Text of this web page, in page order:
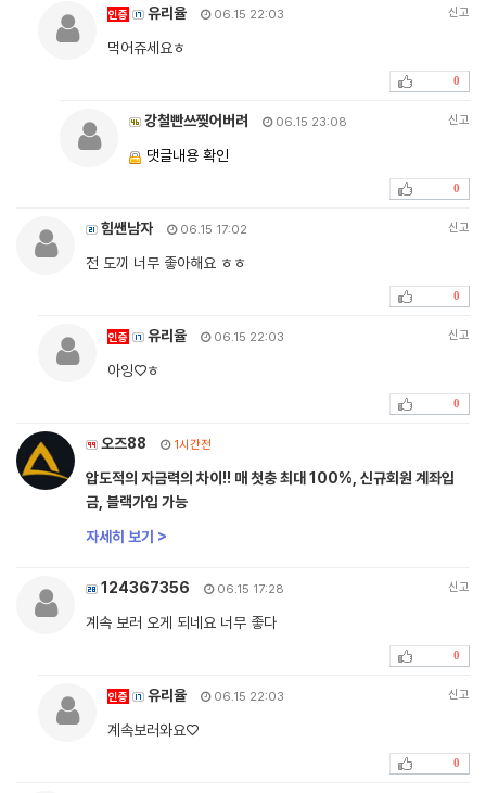
인증 유리율 06.15 22:03 신고
먹어쥬세요ㅎ
0
강철빤쓰찢어버려 06.15 23:08 신고
댓글내용 확인
0
힘쌘남자 06.15 17:02 신고
전 도끼 너무 좋아해요 ㅎㅎ
0
인증 유리율 06.15 22:03 신고
아잉♡ㅎ
0
오즈88 1시간전
압도적의 자금력의 차이!! 매 첫충 최대 100%, 신규회원 계좌입
금, 블랙가입 가능
자세히 보기 >
124367356 06.15 17:28 신고
계속 보러 오게 되네요 너무 좋다
0
인증 유리율 06.15 22:03 신고
계속보러와요♡
0